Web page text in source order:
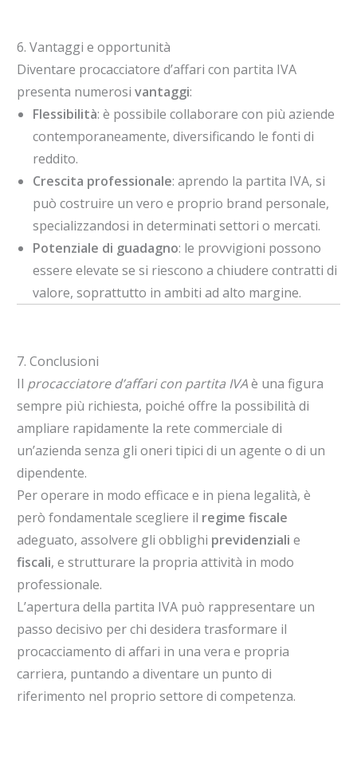
6. Vantaggi e opportunità
Diventare procacciatore d’affari con partita IVA
presenta numerosi vantaggi:
Flessibilità: è possibile collaborare con più aziende
contemporaneamente, diversificando le fonti di
reddito.
Crescita professionale: aprendo la partita IVA, si
può costruire un vero e proprio brand personale,
specializzandosi in determinati settori o mercati.
Potenziale di guadagno: le provvigioni possono
essere elevate se si riescono a chiudere contratti di
valore, soprattutto in ambiti ad alto margine.
7. Conclusioni
Il procacciatore d’affari con partita IVAè una figura
sempre più richiesta, poiché offre la possibilità di
ampliare rapidamente la rete commerciale di
un’azienda senza gli oneri tipici di un agente o di un
dipendente.
Per operare in modo efficace e in piena legalità, è
però fondamentale scegliere il regime fiscale
adeguato, assolvere gli obblighi previdenziali e
fiscali, e strutturare la propria attività in modo
professionale.
L’apertura della partita IVA può rappresentare un
passo decisivo per chi desidera trasformare il
procacciamento di affari in una vera e propria
carriera, puntando a diventare un punto di
riferimento nel proprio settore di competenza.